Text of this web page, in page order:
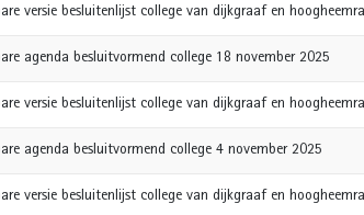
versie besluitenlijst college van dijkgraaf en
agenda besluitvormend college 18 november 2025
versie besluitenlijst college van dijkgraaf en
agenda besluitvormend college 4 november 2025
versie besluitenlijst college van dijkgraaf en